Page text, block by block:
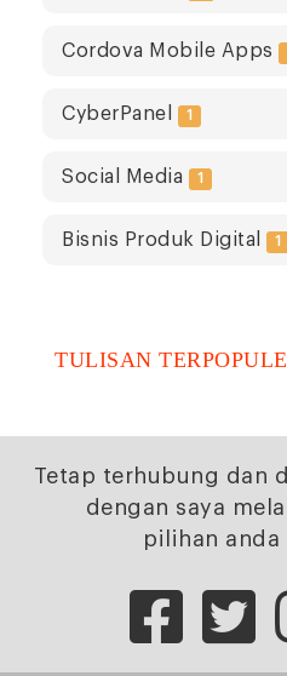
Cordova Mobile Apps
CyberPanel 1
Social Media 1
Bisnis Produk Digital 1
TULISAN
Tetap terhubung dan
dengan saya
pilihan